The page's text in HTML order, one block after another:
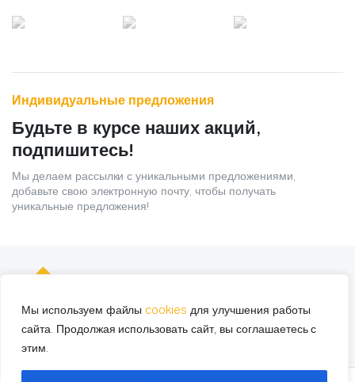
Мы используем файлы cookies для улучшения работы
сайта. Продолжая использовать сайт, вы соглашаетесь с
этим.
Индивидуальные предложения
Будьте в курсе наших акций,
подпишитесь!
Мы делаем рассылки с уникальными предложениями,
добавьте свою электронную почту, чтобы получать
уникальные предложения!
Компания «Гранд Ойл» осуществляет свою